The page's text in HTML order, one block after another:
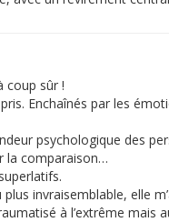
coup sûr !
Enchaînés par les
psychologique des
la comparaison…
invraisemblable, elle
à l’extrême mais